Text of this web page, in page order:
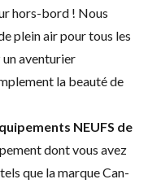
hors-bord ! Nous
plein air pour tous les
un aventurier
la beauté de
quipements NEUFS de
dont vous avez
que la marque Can-